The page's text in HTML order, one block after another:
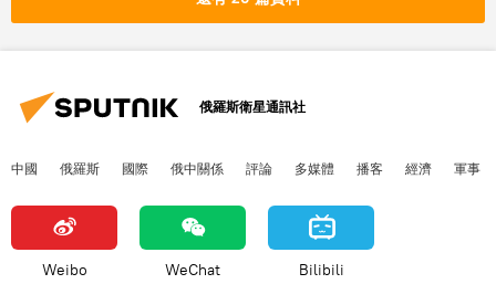
俄羅斯衛星通訊社
中國 俄羅斯 國際 俄中關係 評論 多媒體 播客 經濟 軍事
Weibo WeChat Bilibili